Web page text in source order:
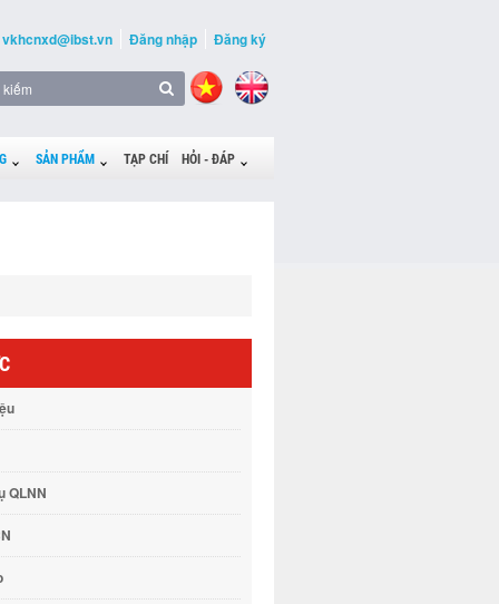
vkhcnxd@ibst.vn Đăng nhập Đăng ký
SẢN PHẨM TẠP CHÍ HỎI - ĐÁP
QLNN